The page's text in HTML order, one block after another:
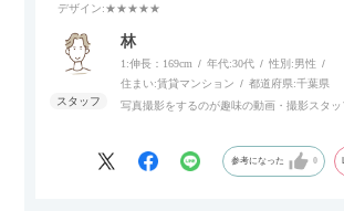
個人的にはコードレス＆充電式なので、コンセ
にせず、好きな場所に置けるのが画期的に感じ
デザイン:★★★★★
林
1:伸長：169cm 年代:30代 性別:男性
住まい:賃貸マンション 都道府県:千葉県
写真撮影をするのが趣味の動画・撮影スタッ
参考になった 0